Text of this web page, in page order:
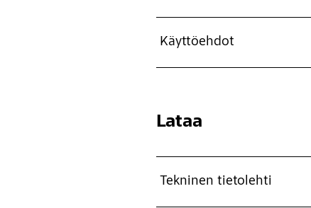
Käyttöehdot
Lataa
Tekninen tietolehti